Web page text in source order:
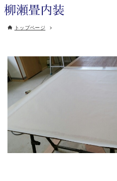
トップページ